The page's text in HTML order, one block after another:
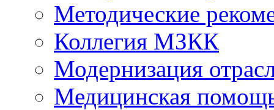
Методические
Коллегия МЗКК
Модернизация
Медицинская